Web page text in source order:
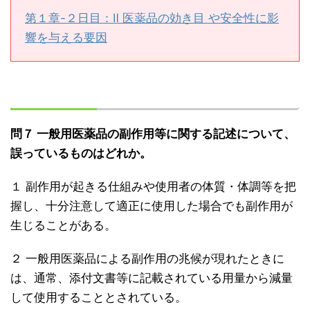
第１章-２日目：Ⅱ 医薬品の効き目 や安全性に影
響を与える要因
問７ 一般用医薬品の副作用等に関する記述について、
誤っているものはどれか。
１ 副作用が起きる仕組みや使用者の体質・体調等を把
握し、十分注意して適正に使用した場合でも副作用が
生じることがある。
２ 一般用医薬品による副作用の兆候が現れたときに
は、通常、添付文書等に記載されている用量から減量
して使用することとされている。